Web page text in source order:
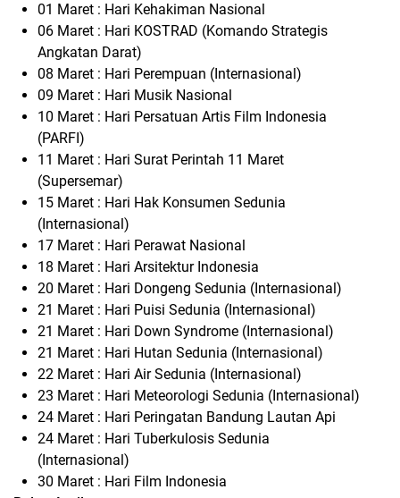
01 Maret : Hari Kehakiman Nasional
06 Maret : Hari KOSTRAD (Komando Strategis
Angkatan Darat)
08 Maret : Hari Perempuan (Internasional)
09 Maret : Hari Musik Nasional
10 Maret : Hari Persatuan Artis Film Indonesia
(PARFI)
11 Maret : Hari Surat Perintah 11 Maret
(Supersemar)
15 Maret : Hari Hak Konsumen Sedunia
(Internasional)
17 Maret : Hari Perawat Nasional
18 Maret : Hari Arsitektur Indonesia
20 Maret : Hari Dongeng Sedunia (Internasional)
21 Maret : Hari Puisi Sedunia (Internasional)
21 Maret : Hari Down Syndrome (Internasional)
21 Maret : Hari Hutan Sedunia (Internasional)
22 Maret : Hari Air Sedunia (Internasional)
23 Maret : Hari Meteorologi Sedunia (Internasional)
24 Maret : Hari Peringatan Bandung Lautan Api
24 Maret : Hari Tuberkulosis Sedunia
(Internasional)
30 Maret : Hari Film Indonesia